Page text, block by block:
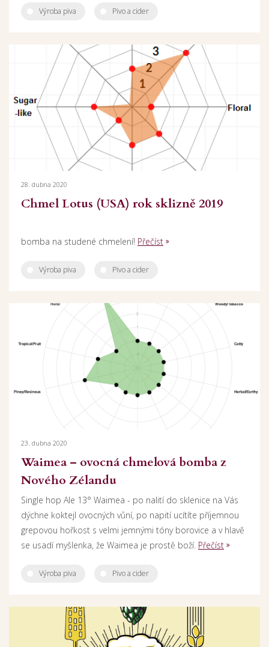
Výroba piva Pivo a cider
28. dubna 2020
Chmel Lotus (USA) rok sklizně 2019
bomba na studené chmelení! Přečíst
Výroba piva Pivo a cider
23. dubna 2020
Waimea – ovocná chmelová bomba z
Nového Zélandu
Single hop Ale 13° Waimea - po nalití do sklenice na Vás
dýchne koktejl ovocných vůní, po napití ucítíte příjemnou
grepovou hořkost s velmi jemnými tóny borovice a v hlavě
se usadí myšlenka, že Waimea je prostě boží. Přečíst
Výroba piva Pivo a cider